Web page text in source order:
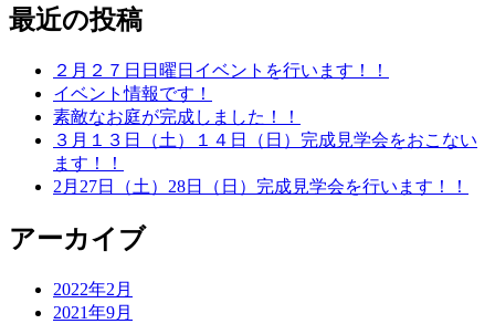
最近の投稿
２月２７日日曜日イベントを行います！！
イベント情報です！
素敵なお庭が完成しました！！
３月１３日（土）１４日（日）完成見学会をおこない
ます！！
2月27日（土）28日（日）完成見学会を行います！！
アーカイブ
2022年2月
2021年9月